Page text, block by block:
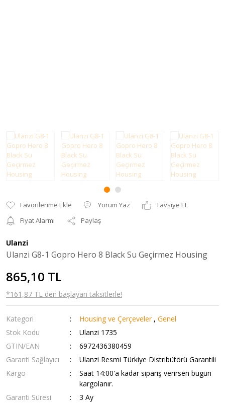
Yorum Yaz
Tavsiye Et
Fiyat Alarmı
Paylaş
Ulanzi
Ulanzi G8-1 Gopro Hero 8 Black Su Geçirmez Housing
865,10 TL
*161,87 TL den başlayan taksitlerle!
Kategori Housing ve Çerçeveler ,Genel
Stok Kodu
Ulanzi 1735
GTIN/EAN
6972436380459
Garanti Sağlayıcı
Ulanzi Resmi Türkiye Distribütörü Garantili
Kargo
Saat 14:00'a kadar sipariş verirsen bugün
kargolanır.
Garanti Süresi
3 Ay